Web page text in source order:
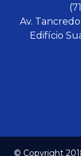
Av.
Edifício
© Copyright